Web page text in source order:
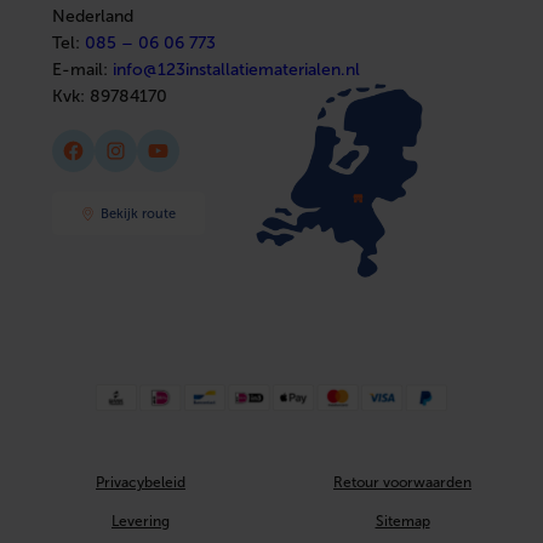
Nederland
Tel: 085 – 06 06 773
E-mail: info@123installatiematerialen.nl
Kvk: 89784170
Facebook Instagram YouTube
Bekijk route
Privacybeleid Retour voorwaarden
Levering Sitemap